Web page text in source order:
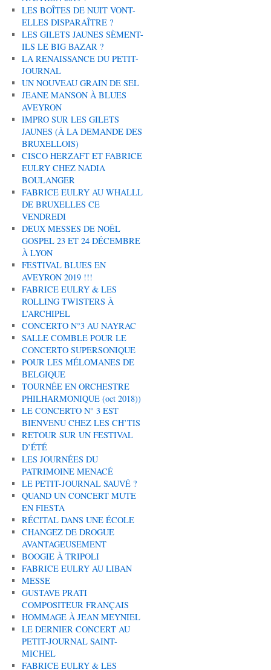
LES BOÎTES DE NUIT VONT-
ELLES DISPARAÎTRE ?
LES GILETS JAUNES SÈMENT-
ILS LE BIG BAZAR ?
LA RENAISSANCE DU PETIT-
JOURNAL
UN NOUVEAU GRAIN DE SEL
JEANE MANSON À BLUES
AVEYRON
IMPRO SUR LES GILETS
JAUNES (À LA DEMANDE DES
BRUXELLOIS)
CISCO HERZAFT ET FABRICE
EULRY CHEZ NADIA
BOULANGER
FABRICE EULRY AU WHALLL
DE BRUXELLES CE
VENDREDI
DEUX MESSES DE NOËL
GOSPEL 23 ET 24 DÉCEMBRE
À LYON
FESTIVAL BLUES EN
AVEYRON 2019 !!!
FABRICE EULRY & LES
ROLLING TWISTERS À
L’ARCHIPEL
CONCERTO N°3 AU NAYRAC
SALLE COMBLE POUR LE
CONCERTO SUPERSONIQUE
POUR LES MÉLOMANES DE
BELGIQUE
TOURNÉE EN ORCHESTRE
PHILHARMONIQUE (oct 2018))
LE CONCERTO N° 3 EST
BIENVENU CHEZ LES CH’TIS
RETOUR SUR UN FESTIVAL
D’ÉTÉ
LES JOURNÉES DU
PATRIMOINE MENACÉ
LE PETIT-JOURNAL SAUVÉ ?
QUAND UN CONCERT MUTE
EN FIESTA
RÉCITAL DANS UNE ÉCOLE
CHANGEZ DE DROGUE
AVANTAGEUSEMENT
BOOGIE À TRIPOLI
FABRICE EULRY AU LIBAN
MESSE
GUSTAVE PRATI
COMPOSITEUR FRANÇAIS
HOMMAGE À JEAN MEYNIEL
LE DERNIER CONCERT AU
PETIT-JOURNAL SAINT-
MICHEL
FABRICE EULRY & LES